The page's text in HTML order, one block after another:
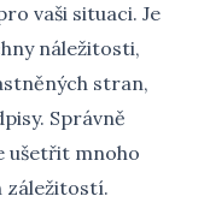
vaši situaci. Je
náležitosti,
stran,
Správně
ušetřit mnoho
záležitostí.